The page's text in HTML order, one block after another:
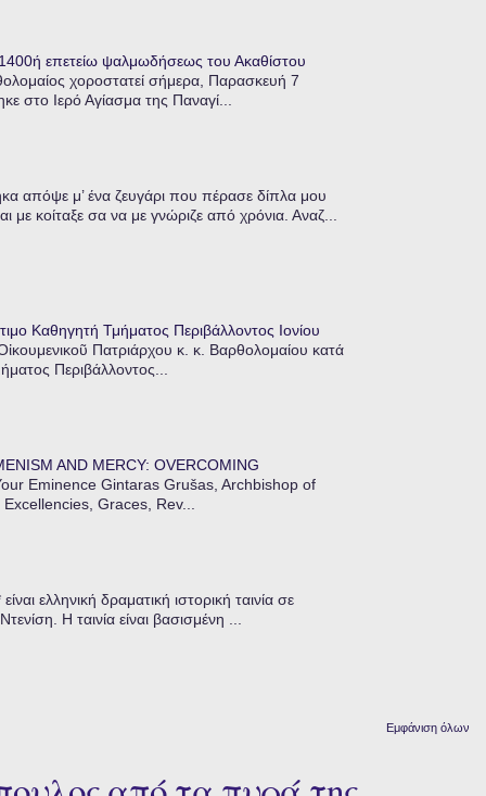
επετείω ψαλμωδήσεως του Ακαθίστου
χοροστατεί σήμερα, Παρασκευή 7
στο Ιερό Αγίασμα της Παναγί...
απόψε μ’ ένα ζευγάρι που πέρασε δίπλα μου
με κοίταξε σα να με γνώριζε από χρόνια. Αναζ...
Καθηγητή Τμήματος Περιβάλλοντος Ιονίου
Πατριάρχου κ. κ. Βαρθολομαίου κατά
Περιβάλλοντος...
AND MERCY: OVERCOMING
Eminence Gintaras Grušas, Archbishop of
Graces, Rev...
ελληνική δραματική ιστορική ταινία σε
Η ταινία είναι βασισμένη ...
Εμφάνιση όλων